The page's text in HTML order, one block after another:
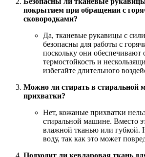
покрытием при обращении с
сковородками?
Да, тканевые рукавицы с
безопасны для работы с
поскольку они обеспечивают
термостойкость и
избегайте длительного
Можно ли стирать в стиральной
прихватки?
Нет, кожаные прихватки
стиральной машине. Вместо
влажной тканью или губкой.
воду, так как это может
Подходит ли кевларовая ткань